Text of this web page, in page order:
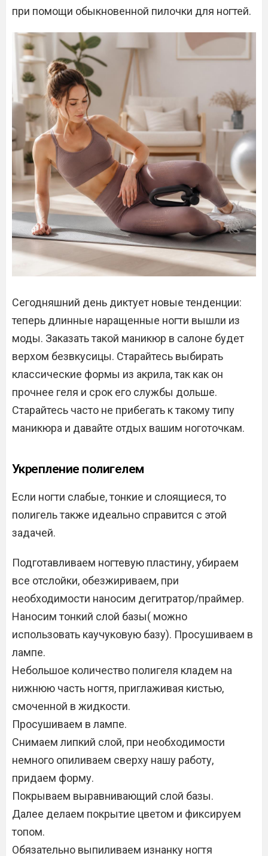
при помощи обыкновенной пилочки для ногтей.
Сегодняшний день диктует новые тенденции:
теперь длинные наращенные ногти вышли из
моды. Заказать такой маникюр в салоне будет
верхом безвкусицы. Старайтесь выбирать
классические формы из акрила, так как он
прочнее геля и срок его службы дольше.
Старайтесь часто не прибегать к такому типу
маникюра и давайте отдых вашим ноготочкам.
Укрепление полигелем
Если ногти слабые, тонкие и слоящиеся, то
полигель также идеально справится с этой
задачей.
Подготавливаем ногтевую пластину, убираем
все отслойки, обезжириваем, при
необходимости наносим дегитратор/праймер.
Наносим тонкий слой базы( можно
использовать каучуковую базу). Просушиваем в
лампе.
Небольшое количество полигеля кладем на
нижнюю часть ногтя, приглаживая кистью,
смоченной в жидкости.
Просушиваем в лампе.
Снимаем липкий слой, при необходимости
немного опиливаем сверху нашу работу,
придаем форму.
Покрываем выравнивающий слой базы.
Далее делаем покрытие цветом и фиксируем
топом.
Обязательно выпиливаем изнанку ногтя